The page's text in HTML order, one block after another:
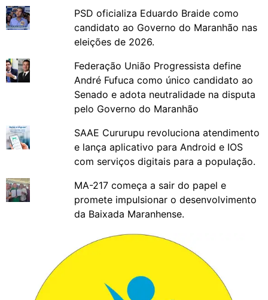
PSD oficializa Eduardo Braide como
candidato ao Governo do Maranhão nas
eleições de 2026.
Federação União Progressista define
André Fufuca como único candidato ao
Senado e adota neutralidade na disputa
pelo Governo do Maranhão
SAAE Cururupu revoluciona atendimento
e lança aplicativo para Android e IOS
com serviços digitais para a população.
MA-217 começa a sair do papel e
promete impulsionar o desenvolvimento
da Baixada Maranhense.